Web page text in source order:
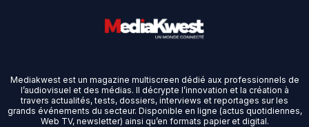
Mediakwest est un magazine multiscreen dédié aux professionnels de
l’audiovisuel et des médias. Il décrypte l’innovation et la création à
travers actualités, tests, dossiers, interviews et reportages sur les
grands événements du secteur. Disponible en ligne (actus quotidiennes,
Web TV, newsletter) ainsi qu’en formats papier et digital.